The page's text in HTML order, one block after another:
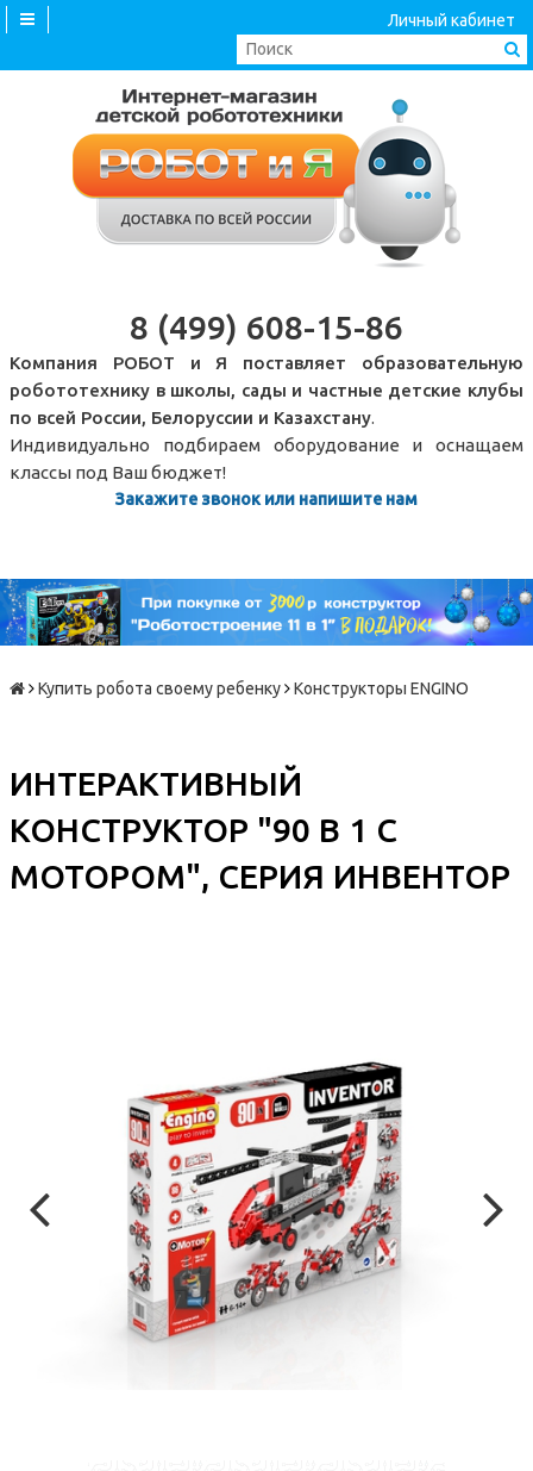
Личный кабинет
8 (499) 608-15-86
Компания РОБОТ и Я поставляет образовательную
робототехнику в школы, сады и частные детские клубы
по всей России, Белоруссии и Казахстану.
Индивидуально подбираем оборудование и оснащаем
классы под Ваш бюджет!
Закажите звонок или напишите нам
Купить робота своему ребенку Конструкторы ENGINO
ИНТЕРАКТИВНЫЙ
КОНСТРУКТОР "90 В 1 С
МОТОРОМ", СЕРИЯ ИНВЕНТОР